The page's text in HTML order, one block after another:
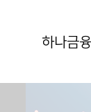
하나금